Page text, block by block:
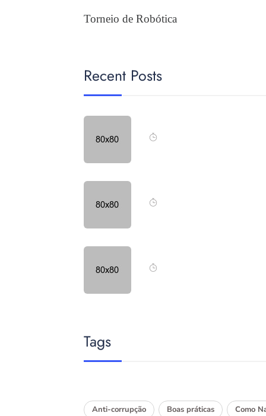
Torneio de Robótica
Recent Posts
Tags
Anti-corrupção Boas práticas Como